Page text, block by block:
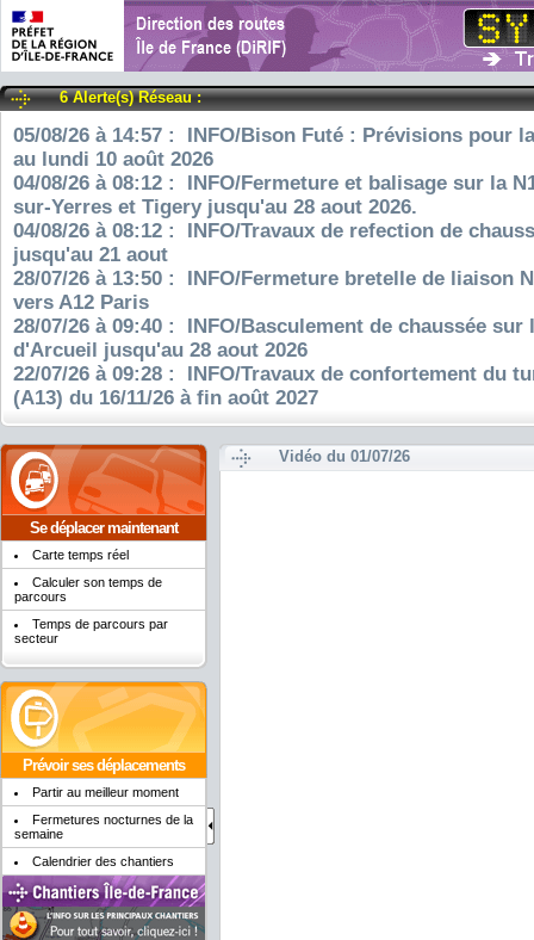
6 Alerte(s) Réseau :
05/08/26 à 14:57 : INFO/Bison Futé : Prévisions pour
au lundi 10 août 2026
04/08/26 à 08:12 : INFO/Fermeture et balisage sur la
sur-Yerres et Tigery jusqu'au 28 aout 2026.
04/08/26 à 08:12 : INFO/Travaux de refection de
jusqu'au 21 aout
28/07/26 à 13:50 : INFO/Fermeture bretelle de liaison
vers A12 Paris
28/07/26 à 09:40 : INFO/Basculement de chaussée sur
d'Arcueil jusqu'au 28 aout 2026
22/07/26 à 09:28 : INFO/Travaux de confortement du
(A13) du 16/11/26 à fin août 2027
Se déplacer maintenant
Carte temps réel
Calculer son temps de
parcours
Temps de parcours par
secteur
Prévoir ses déplacements
Partir au meilleur moment
Fermetures nocturnes de la
semaine
Calendrier des chantiers
Vidéo du 01/07/26